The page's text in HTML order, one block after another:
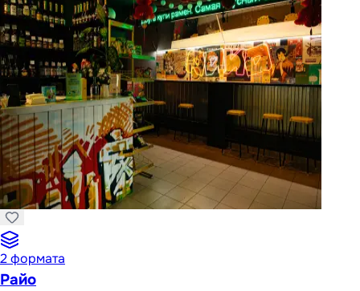
2формата
Райо